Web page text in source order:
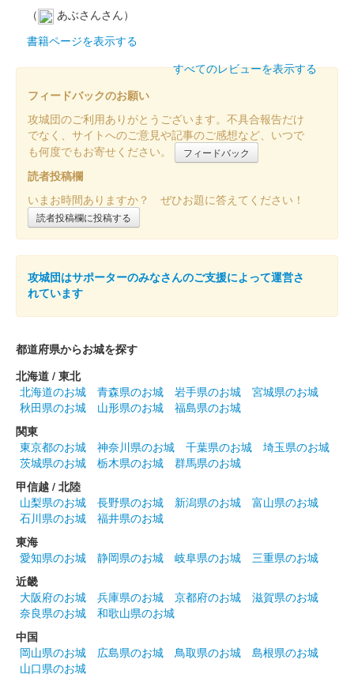
松本城 御城印
松本城 御城印 御城博覧会記念 直筆手書き御城印
販売終了
2024年3月2日、3日に開催されたにっぽん城まつり2024 feat.出
張！お城EXPO in 愛知の「戦国御城印 登久姫／松本城グッズ」
のブースにて2日、3日に登久姫氏が直書きされた御城印。
松本城 御城印 日本百名城 金文字版
配布終了
ースで3000円以上購入した際に引ける福引の景品。背景中央に
「登久姫御城印」、左下に「登久姫印」の篆書体（てんしょた
い）印あり
松本城 御城印 令和6年 天守ナイトツアー特別御城印
販売終了
令和6年2月の週末に開催される「国宝松本城 天守夜間特別観覧
（天守ナイトツアー）」の参加者限定で販売された限定御城印。
（1枚無料頒布、追加購入可能）令和7年のナイトツアーでも頒
布・販売された。
松本城 御城印 令和6年 新年版
販売終了
登久姫氏による直筆の御城印。
（
あぶさんさん）
書籍ページを表示する
すべてのレビューを表示する
フィードバックのお願い
攻城団のご利用ありがとうございます。不具合報告だけ
でなく、サイトへのご意見や記事のご感想など、いつで
も何度でもお寄せください。
フィードバック
読者投稿欄
いまお時間ありますか？ ぜひお題に答えてください！
読者投稿欄に投稿する
攻城団はサポーターのみなさんのご支援によって運営さ
れています
都道府県からお城を探す
北海道 / 東北
北海道のお城
青森県のお城 岩手県のお城
宮城県のお城
秋田県のお城
山形県のお城
福島県のお城
関東
東京都のお城
神奈川県のお城 千葉県のお城
埼玉県のお城
茨城県のお城
栃木県のお城
群馬県のお城
甲信越 / 北陸
山梨県のお城
長野県のお城 新潟県のお城
富山県のお城
石川県のお城
福井県のお城
東海
愛知県のお城
静岡県のお城 岐阜県のお城
三重県のお城
近畿
大阪府のお城
兵庫県のお城 京都府のお城
滋賀県のお城
奈良県のお城
和歌山県のお城
中国
岡山県のお城
広島県のお城 鳥取県のお城
島根県のお城
山口県のお城